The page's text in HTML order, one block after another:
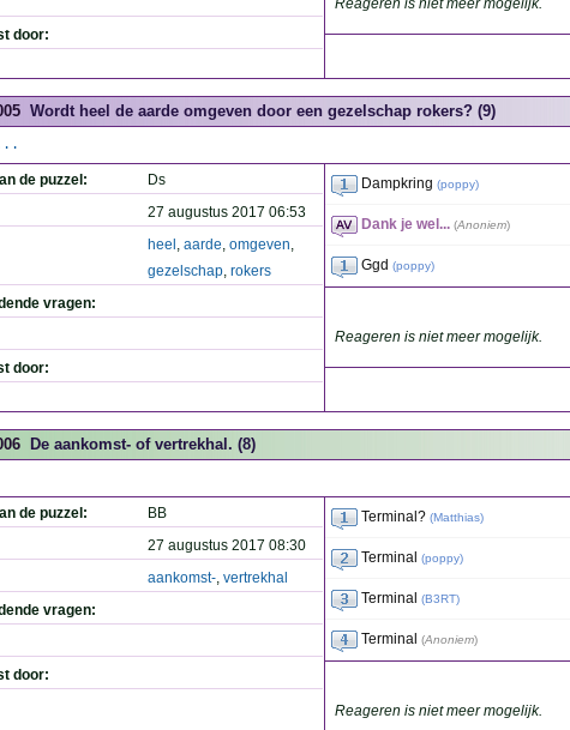
door:
Reageren is niet meer mogelijk.
Wordt heel de aarde omgeven door een gezelschap rokers? (9)
de puzzel:
Ds
27 augustus 2017 06:53
heel , aarde, omgeven,
gezelschap, rokers
vragen:
door:
Dampkring (poppy)
Dank je wel... (Anoniem)
Ggd (poppy)
Reageren is niet meer mogelijk.
De aankomst- of vertrekhal. (8)
de puzzel:
BB
27 augustus 2017 08:30
aankomst-, vertrekhal
vragen:
door:
Terminal? (Matthias)
Terminal (poppy)
Terminal (B3RT)
Terminal (Anoniem)
Reageren is niet meer mogelijk.